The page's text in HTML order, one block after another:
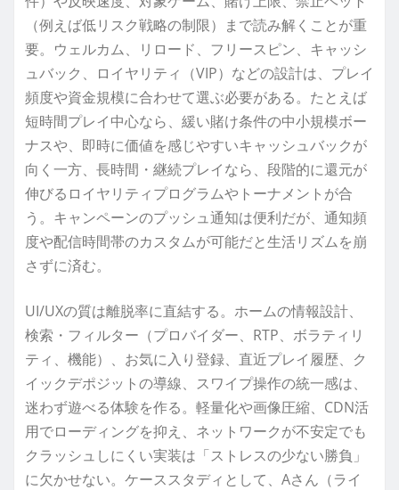
（例えば低リスク戦略の制限）まで読み解くことが重
要。ウェルカム、リロード、フリースピン、キャッシ
ュバック、ロイヤリティ（VIP）などの設計は、プレイ
頻度や資金規模に合わせて選ぶ必要がある。たとえば
短時間プレイ中心なら、緩い賭け条件の中小規模ボー
ナスや、即時に価値を感じやすいキャッシュバックが
向く一方、長時間・継続プレイなら、段階的に還元が
伸びるロイヤリティプログラムやトーナメントが合
う。キャンペーンのプッシュ通知は便利だが、通知頻
度や配信時間帯のカスタムが可能だと生活リズムを崩
さずに済む。
UI/UXの質は離脱率に直結する。ホームの情報設計、
検索・フィルター（プロバイダー、RTP、ボラティリ
ティ、機能）、お気に入り登録、直近プレイ履歴、ク
イックデポジットの導線、スワイプ操作の統一感は、
迷わず遊べる体験を作る。軽量化や画像圧縮、CDN活
用でローディングを抑え、ネットワークが不安定でも
クラッシュしにくい実装は「ストレスの少ない勝負」
に欠かせない。ケーススタディとして、Aさん（ライ